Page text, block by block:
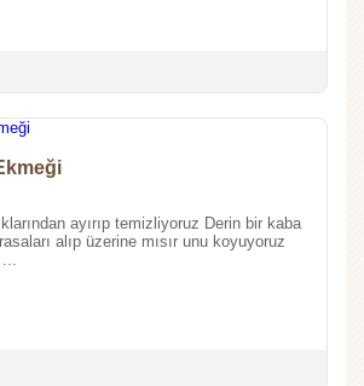
ayırıp temizliyoruz Derin bir kaba
alıp üzerine mısır unu koyuyoruz
...